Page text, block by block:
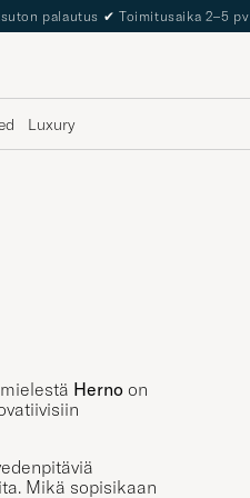
palautus ✔ Toimitusaika 2–5 pv
Luxury
Herno on
Mikä sopisikaan